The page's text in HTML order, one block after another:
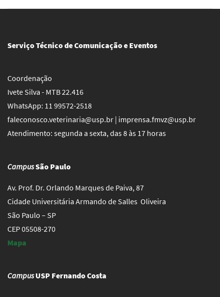
Serviço Técnico de Comunicação e Eventos
Coordenação
Ivete Silva - MTB 22.416
WhatsApp: 11 99572-2518
faleconosco.veterinaria@usp.br | imprensa.fmvz@usp.br
Atendimento: segunda a sexta, das 8 às 17 horas
CampusSão Paulo
Av. Prof. Dr. Orlando Marques de Paiva, 87
Cidade Universitária Armando de Salles Oliveira
São Paulo – SP
CEP 05508-270
Mapa
CampusUSP Fernando Costa